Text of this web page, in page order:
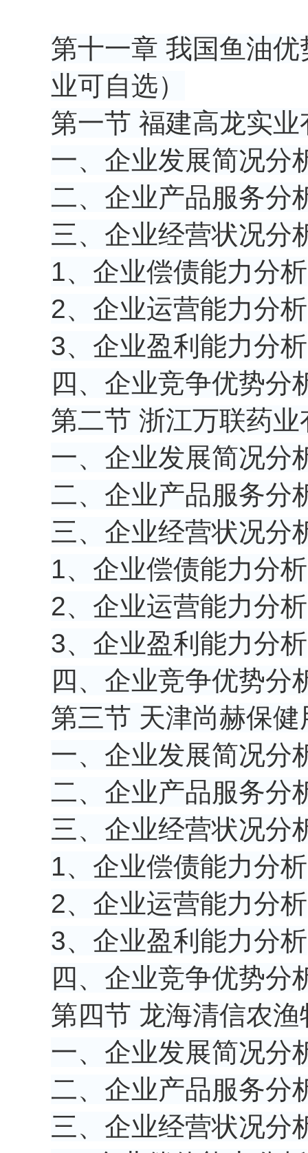
第十一章 我国鱼油
业可自选）
第一节 福建高龙实业
一、企业发展简况分
二、企业产品服务分
三、企业经营状况分
1、企业偿债能力分析
2、企业运营能力分析
3、企业盈利能力分析
四、企业竞争优势分
第二节 浙江万联药业
一、企业发展简况分
二、企业产品服务分
三、企业经营状况分
1、企业偿债能力分析
2、企业运营能力分析
3、企业盈利能力分析
四、企业竞争优势分
第三节 天津尚赫保
一、企业发展简况分
二、企业产品服务分
三、企业经营状况分
1、企业偿债能力分析
2、企业运营能力分析
3、企业盈利能力分析
四、企业竞争优势分
第四节 龙海清信农
一、企业发展简况分
二、企业产品服务分
三、企业经营状况分